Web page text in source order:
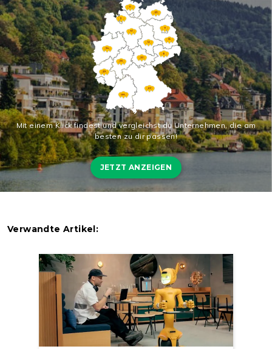
Mit einem Klick findest und vergleichst du Unternehmen, die am
besten zu dir passen!
JETZT ANZEIGEN
Verwandte Artikel: